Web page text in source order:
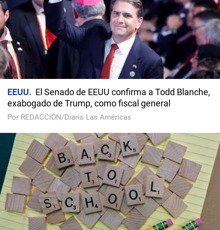
EEUU
El Senado de EEUU confirma a Todd Blanche,
exabogado de Trump, como fiscal general
Por REDACCIÓN/Diario Las Américas